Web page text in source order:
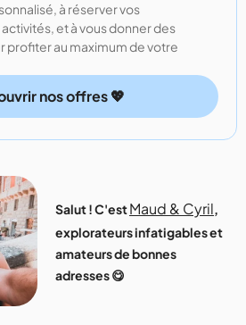
à réserver vos
et à vous donner des
profiter au maximum de votre
nos offres 💖
Salut ! C'estMaud & Cyril,
explorateurs infatigables et
amateurs de bonnes
adresses 😋